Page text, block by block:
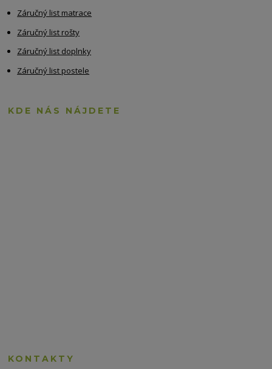
Záručný list matrace
Záručný list rošty
Záručný list doplnky
Záručný list postele
KDE NÁS NÁJDETE
KONTAKTY